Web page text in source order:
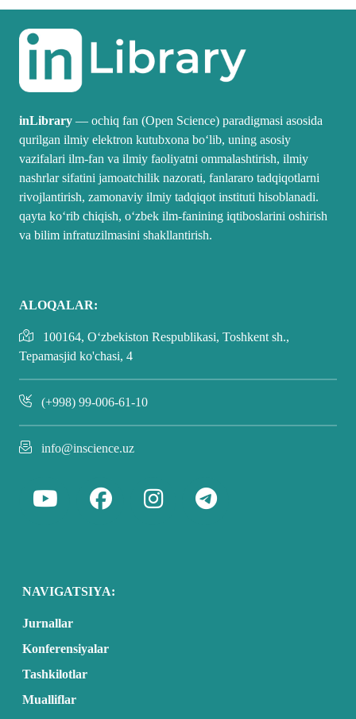
inLibrary — ochiq fan (Open Science) paradigmasi asosida
qurilgan ilmiy elektron kutubxona boʻlib, uning asosiy
vazifalari ilm-fan va ilmiy faoliyatni ommalashtirish, ilmiy
nashrlar sifatini jamoatchilik nazorati, fanlararo tadqiqotlarni
rivojlantirish, zamonaviy ilmiy tadqiqot instituti hisoblanadi.
qayta koʻrib chiqish, oʻzbek ilm-fanining iqtiboslarini oshirish
va bilim infratuzilmasini shakllantirish.
ALOQALAR:
100164, O‘zbekiston Respublikasi, Toshkent sh.,
Tepamasjid ko'chasi, 4
(+998) 99-006-61-10
info@inscience.uz
NAVIGATSIYA:
Jurnallar
Konferensiyalar
Tashkilotlar
Mualliflar